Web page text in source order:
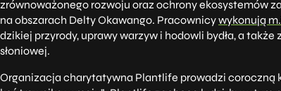
zrównoważonego rozwoju oraz ochrony ekosystemów
na obszarach Delty Okawango. Pracownicywykonują
dzikiej przyrody, uprawy warzyw i hodowli bydła, a
słoniowej.
Organizacja charytatywna Plantlife prowadzi coroczną